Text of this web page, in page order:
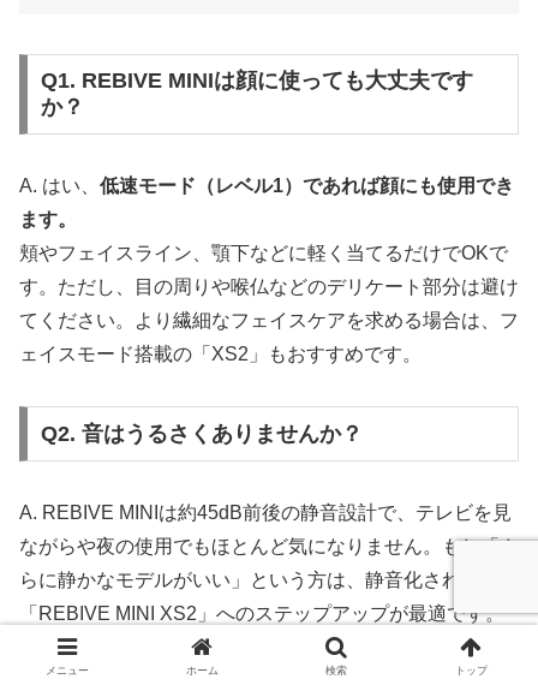
Q1. REBIVE MINIは顔に使っても大丈夫です
か？
A. はい、 低速モード（レベル1）であれば顔にも使用でき
ます。
頬やフェイスライン、顎下などに軽く当てるだけでOKで
す。ただし、目の周りや喉仏などのデリケート部分は避け
てください。より繊細なフェイスケアを求める場合は、フ
ェイスモード搭載の「XS2」もおすすめです。
Q2. 音はうるさくありませんか？
A. REBIVE MINIは約45dB前後の静音設計で、テレビを見
ながらや夜の使用でもほとんど気になりません。もし「さ
らに静かなモデルがいい」という方は、静音化された
「REBIVE MINI XS2」へのステップアップが最適です。
メニュー ホーム 検索 トップ